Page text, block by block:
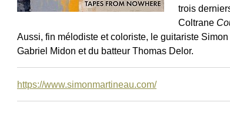
trois
Coltrane
Aussi, fin mélodiste et coloriste, le guitariste
Gabriel Midon et du batteur Thomas Delor.
https://www.simonmartineau.com/